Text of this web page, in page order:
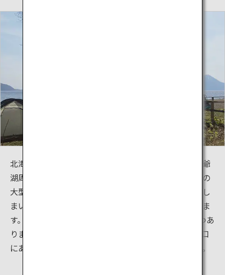
北海道に来る旅行者の多くが洞爺湖を訪れるため、洞爺
湖周辺には旅行者需要に応えて鉄筋コンクリート造りの
大型ホテルが次々に建設されて湖の景観が損なわれてし
まいました。しかし支笏湖は本来の美しさを保っていま
す。支笏湖にはぜひ訪れてほしい魅力的なエリアが2つあ
ります。そのうちのひとつは札幌から来たときの入り口
にあたる湖の北岸。石と岩だらけの短い浜があります。